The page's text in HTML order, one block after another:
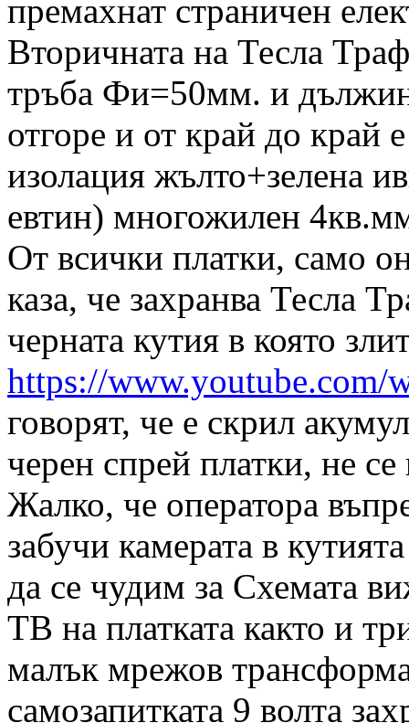
премахнат страничен
Вторичната на Тесла
тръба Фи=50мм. и
отгоре и от край до край
изолация жълто+зелена
евтин) многожилен
От всички платки, само
каза, че захранва Тесла
черната кутия в която
https://www.youtube.com/
говорят, че е скрил
черен спрей платки, не се
Жалко, че оператора
забучи камерата в
да се чудим за Схемата
ТВ на платката както и
малък мрежов
самозапитката 9 волта